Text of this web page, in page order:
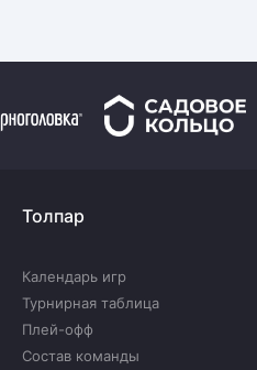
Толпар
Календарь игр
Турнирная таблица
Плей-офф
Состав команды